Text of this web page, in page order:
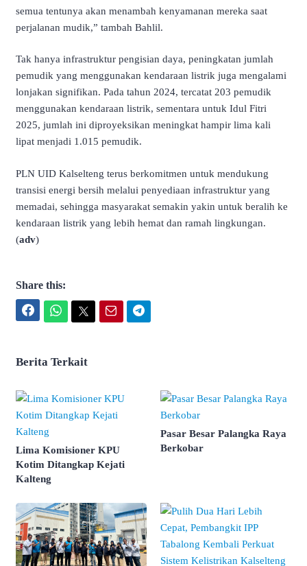
semua tentunya akan menambah kenyamanan mereka saat
perjalanan mudik,” tambah Bahlil.
Tak hanya infrastruktur pengisian daya, peningkatan jumlah
pemudik yang menggunakan kendaraan listrik juga mengalami
lonjakan signifikan. Pada tahun 2024, tercatat 203 pemudik
menggunakan kendaraan listrik, sementara untuk Idul Fitri
2025, jumlah ini diproyeksikan meningkat hampir lima kali
lipat menjadi 1.015 pemudik.
PLN UID Kalselteng terus berkomitmen untuk mendukung
transisi energi bersih melalui penyediaan infrastruktur yang
memadai, sehingga masyarakat semakin yakin untuk beralih ke
kendaraan listrik yang lebih hemat dan ramah lingkungan.
(adv)
Share this:
Berita Terkait
Lima Komisioner KPU
Kotim Ditangkap Kejati
Kalteng
Pasar Besar Palangka Raya
Berkobar